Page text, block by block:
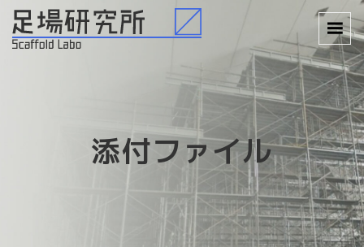
添付ファイル